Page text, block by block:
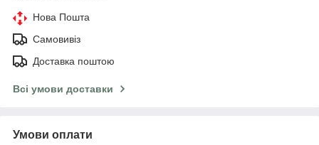
Нова Пошта
Самовивіз
Доставка поштою
Всі умови доставки
Умови оплати